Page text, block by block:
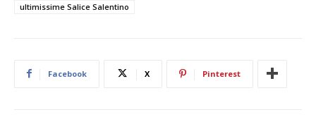
ultimissime Salice Salentino
Facebook X Pinterest